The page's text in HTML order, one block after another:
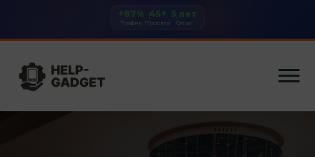
+87%
Трафик
45+
Проекты
5 лет
Опыт